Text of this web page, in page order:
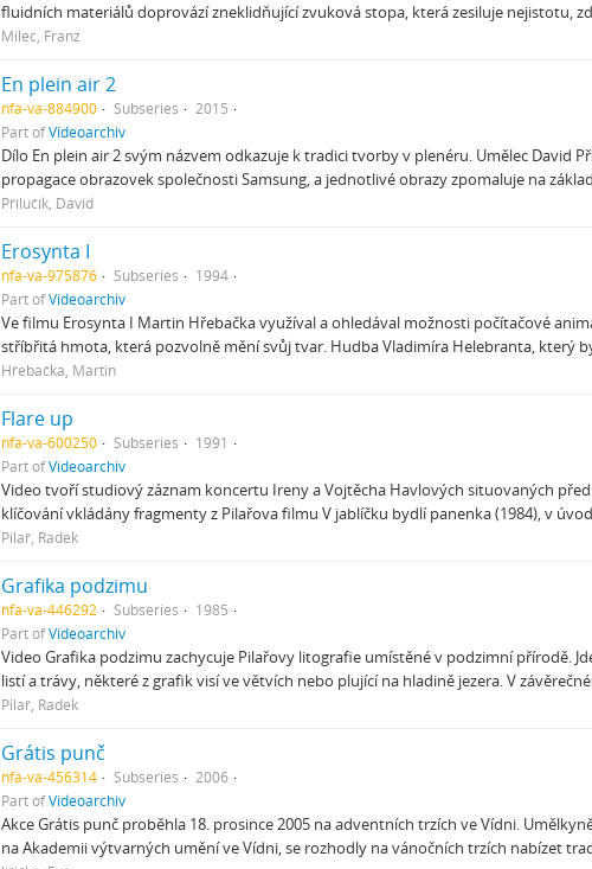
fluidních materiálů doprovází zneklidňující zvuková stopa, která zesiluje nejistotu,
Milec, Franz
En plein air 2
nfa-va-884900 Subseries
2015
Part ofVideoarchiv
Dílo En plein air 2 svým názvem odkazuje k tradici tvorby v plenéru. Umělec David
propagace obrazovek společnosti Samsung, a jednotlivé obrazy zpomaluje na
Přílučík, David
Erosynta I
nfa-va-975876 Subseries
1994
Part ofVideoarchiv
Ve filmu Erosynta I Martin Hřebačka využíval a ohledával možnosti počítačové
stříbřitá hmota, která pozvolně mění svůj tvar. Hudba Vladimíra Helebranta, který
Hřebačka, Martin
Flare up
nfa-va-600250 Subseries
1991
Part ofVideoarchiv
Video tvoří studiový záznam koncertu Ireny a Vojtěcha Havlových situovaných
klíčování vkládány fragmenty z Pilařova filmu V jablíčku bydlí panenka (1984), v
Pilař, Radek
Grafika podzimu
nfa-va-446292 Subseries
1985
Part ofVideoarchiv
Video Grafika podzimu zachycuje Pilařovy litografie umístěné v podzimní přírodě.
listí a trávy, některé z grafik visí ve větvích nebo plující na hladině jezera. V
Pilař, Radek
Grátis punč
nfa-va-456314 Subseries
2006
Part ofVideoarchiv
Akce Grátis punč proběhla 18. prosince 2005 na adventních trzích ve Vídni.
na Akademii výtvarných umění ve Vídni, se rozhodly na vánočních trzích nabízet